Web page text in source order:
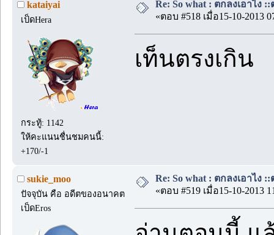
kataiyai
เป็ดHera
กระทู้: 1142
ให้คะแนนชื่นชมคนนี้:
+170/-1
Re: So what : ตกลงเอาไง ::
«ตอบ #518 เมื่อ15-10-2013
เท็นตรงเกิน
sukie_moo
ปัจจุบัน คือ อดีตของอนาคต
เป็ดEros
Re: So what : ตกลงเอาไง ::
«ตอบ #519 เมื่อ15-10-2013